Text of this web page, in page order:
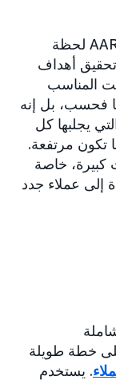
تعد المرحلة الأخيرة من إطار عمل AARRR لحظة
تحقيق أهداف
المناسب
فحسب، بل إنه
يجلبها كل
تكون مرتفعة.
كبيرة، خاصة
إلى عملاء جدد
على خطة طويلة
. يستخدم